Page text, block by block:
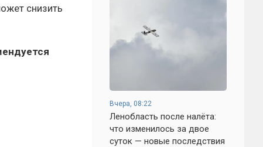
снизить
Вчера, 08:22
Ленобласть после налёта:
что изменилось за двое
суток — новые последствия